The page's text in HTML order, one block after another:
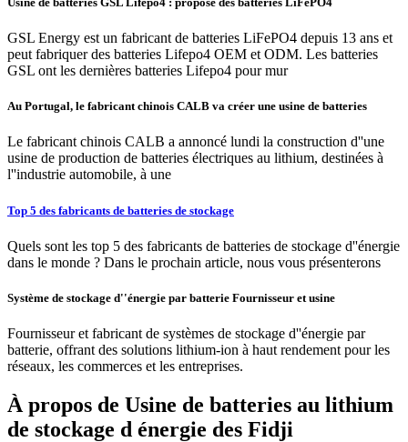
GSL Energy est un fabricant de batteries LiFePO4 depuis 13 ans et
peut fabriquer des batteries Lifepo4 OEM et ODM. Les batteries
GSL ont les dernières batteries Lifepo4 pour mur
Au Portugal, le fabricant chinois CALB va créer une usine de batteries
Le fabricant chinois CALB a annoncé lundi la construction d''une
usine de production de batteries électriques au lithium, destinées à
l''industrie automobile, à une
Top 5 des fabricants de batteries de stockage
Quels sont les top 5 des fabricants de batteries de stockage d''énergie
dans le monde ? Dans le prochain article, nous vous présenterons
Système de stockage d''énergie par batterie Fournisseur et usine
Fournisseur et fabricant de systèmes de stockage d''énergie par
batterie, offrant des solutions lithium-ion à haut rendement pour les
réseaux, les commerces et les entreprises.
À propos de Usine de batteries au lithium
de stockage d énergie des Fidji